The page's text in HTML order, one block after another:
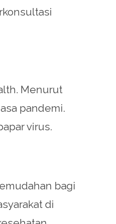
Menurut
pandemi.
virus.
bagi
di